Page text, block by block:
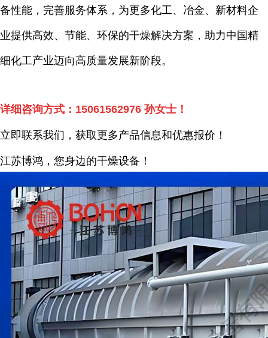
备性能，完善服务体系，为更多化工、冶金、新材料企
业提供高效、节能、环保的干燥解决方案，助力中国精
细化工产业迈向高质量发展新阶段。
详细咨询方式： 15061562976 孙女士！
立即联系我们，获取更多产品信息和优惠报价！
江苏博鸿，您身边的干燥设备 ！